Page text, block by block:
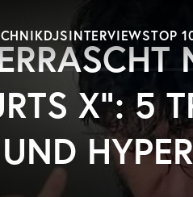
DJSINTERVIEWSTOP
X“: 5